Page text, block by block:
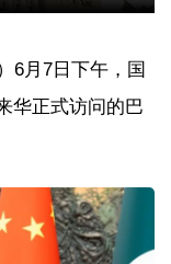
6月7日下午，国
华正式访问的巴